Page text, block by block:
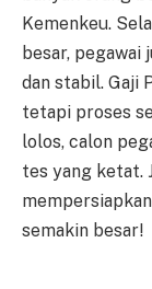
Kemenkeu.
besar, pegawai
dan stabil. Gaji
tetapi proses
lolos, calon
tes yang ketat.
semakin besar!